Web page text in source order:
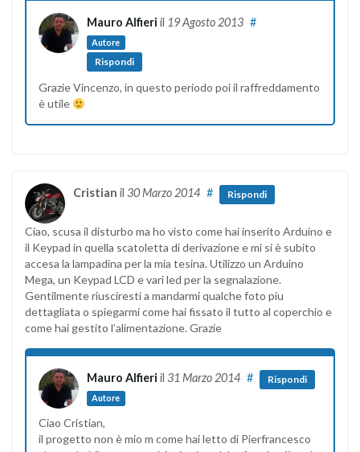
Mauro Alfieri il 19 Agosto 2013
Autore
#
Rispondi
Grazie Vincenzo, in questo periodo poi il raffreddamento
è utile
Cristian il 30 Marzo 2014 # Rispondi
Ciao, scusa il disturbo ma ho visto come hai inserito Arduino e
il Keypad in quella scatoletta di derivazione e mi si è subito
accesa la lampadina per la mia tesina. Utilizzo un Arduino
Mega, un Keypad LCD e vari led per la segnalazione.
Gentilmente riusciresti a mandarmi qualche foto piu
dettagliata o spiegarmi come hai fissato il tutto al coperchio e
come hai gestito l’alimentazione. Grazie
Mauro Alfieri il 31 Marzo 2014
Autore
# Rispondi
Ciao Cristian,
il progetto non è mio m come hai letto di Pierfrancesco